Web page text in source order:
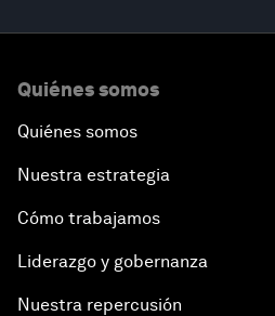
Quiénes somos
Quiénes somos
Nuestra estrategia
Cómo trabajamos
Liderazgo y gobernanza
Nuestra repercusión